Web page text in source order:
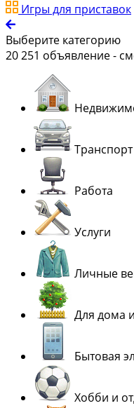
Игры для приставок
Выберите категорию
20 251 объявление -
Транспорт
Работа
Услуги
Личные
Для дома
Бытовая
Хобби и